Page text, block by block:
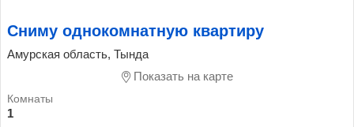
Сниму однокомнатную квартиру
Амурская область, Тында
Показать на карте
1